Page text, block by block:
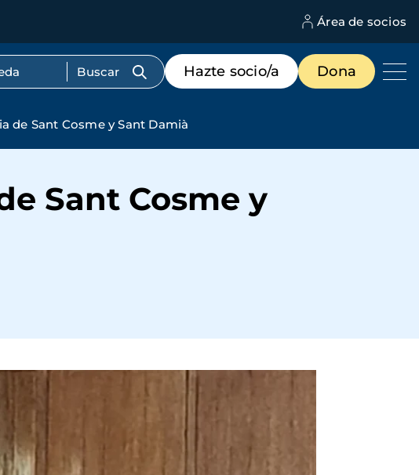
Área de socios
Menú
de
destacados
Hazte socio/a Dona
de Sant Cosme y Sant Damià
Sant Cosme y